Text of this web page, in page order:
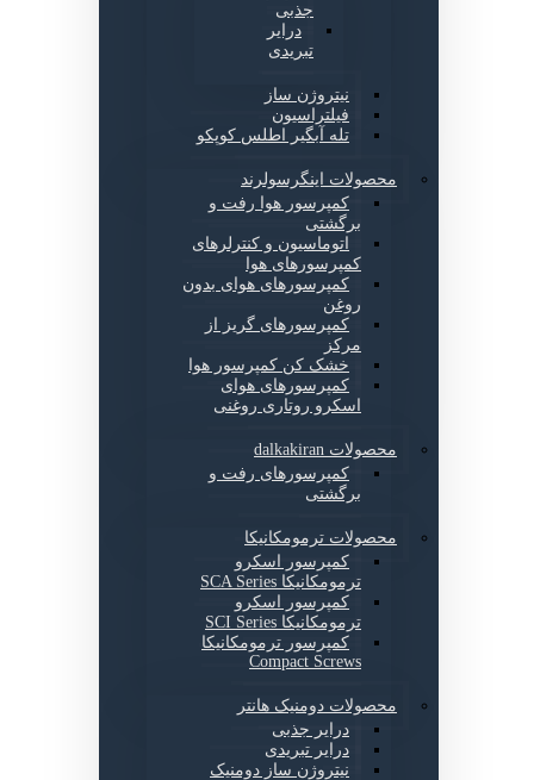
جذبی
درایر
تبریدی
نیتروژن ساز
فیلتراسیون
تله آبگیر اطلس کوپکو
محصولات اینگرسولرند
کمپرسور هوا رفت و
برگشتی
اتوماسیون و کنترلرهای
کمپرسورهای هوا
کمپرسورهای هوای بدون
روغن
کمپرسورهای گریز از
مرکز
خشک کن کمپرسور هوا
کمپرسورهای هوای
اسکرو روتاری روغنی
محصولات dalkakiran
کمپرسورهای رفت و
برگشتی
محصولات ترمومکانیکا
کمپرسور اسکرو
ترمومکانیکا SCA Series
کمپرسور اسکرو
ترمومکانیکا SCI Series
کمپرسور ترمومکانیکا
Compact Screws
محصولات دومنیک هانتر
درایر جذبی
درایر تبریدی
نیتروژن ساز دومنیک